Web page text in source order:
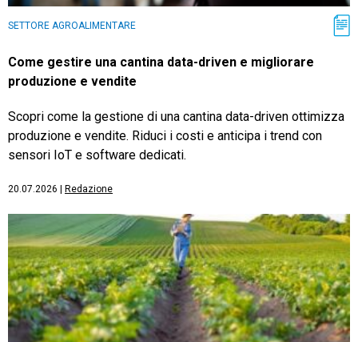
SETTORE AGROALIMENTARE
Come gestire una cantina data-driven e migliorare
produzione e vendite
Scopri come la gestione di una cantina data-driven ottimizza
produzione e vendite. Riduci i costi e anticipa i trend con
sensori IoT e software dedicati.
20.07.2026 Redazione